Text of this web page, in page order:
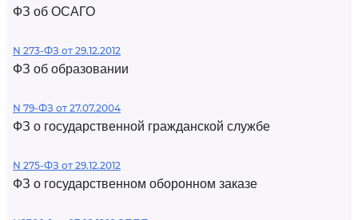
ФЗ об ОСАГО
N 273-ФЗ от 29.12.2012
ФЗ об образовании
N 79-ФЗ от 27.07.2004
ФЗ о государственной гражданской службе
N 275-ФЗ от 29.12.2012
ФЗ о государственном оборонном заказе